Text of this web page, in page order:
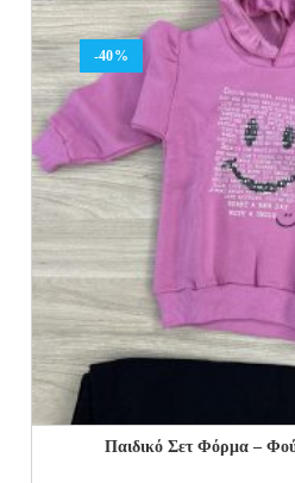
-40%
Παιδικό Σετ Φόρμα –